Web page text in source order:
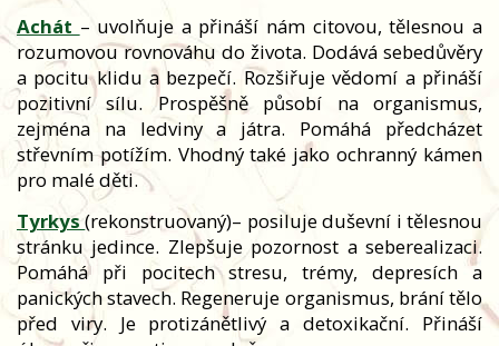
Achát – uvolňuje a přináší nám citovou, tělesnou a
rozumovou rovnováhu do života. Dodává sebedůvěry
a pocitu klidu a bezpečí. Rozšiřuje vědomí a přináší
pozitivní sílu. Prospěšně působí na organismus,
zejména na ledviny a játra. Pomáhá předcházet
střevním potížím. Vhodný také jako ochranný kámen
pro malé děti.
Tyrkys(rekonstruovaný)– posiluje duševní i tělesnou
stránku jedince. Zlepšuje pozornost a seberealizaci.
Pomáhá při pocitech stresu, trémy, depresích a
panických stavech. Regeneruje organismus, brání tělo
před viry. Je protizánětlivý a detoxikační. Přináší